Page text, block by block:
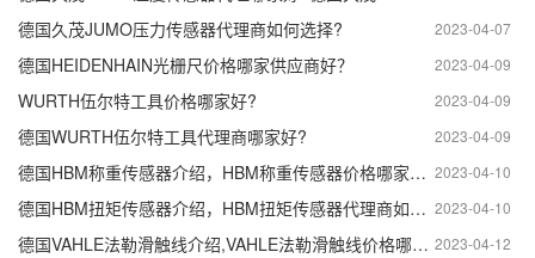
2023-04-07
德国久茂JUMO压力传感器代理商如何选择?
2023-04-09
德国HEIDENHAIN光栅尺价格哪家供应商好？
2023-04-09
WURTH伍尔特工具价格哪家好?
2023-04-09
德国WURTH伍尔特工具代理商哪家好?
2023-04-10
德国HBM称重传感器介绍，HBM称重传感器价格哪家好？
2023-04-10
德国HBM扭矩传感器介绍，HBM扭矩传感器代理商如何选择?
2023-04-12
德国VAHLE法勒滑触线介绍,VAHLE法勒滑触线价格哪家好？